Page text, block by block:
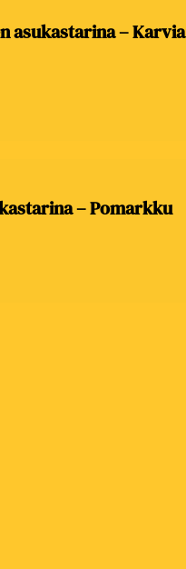
asukastarina – Karvia
– Pomarkku